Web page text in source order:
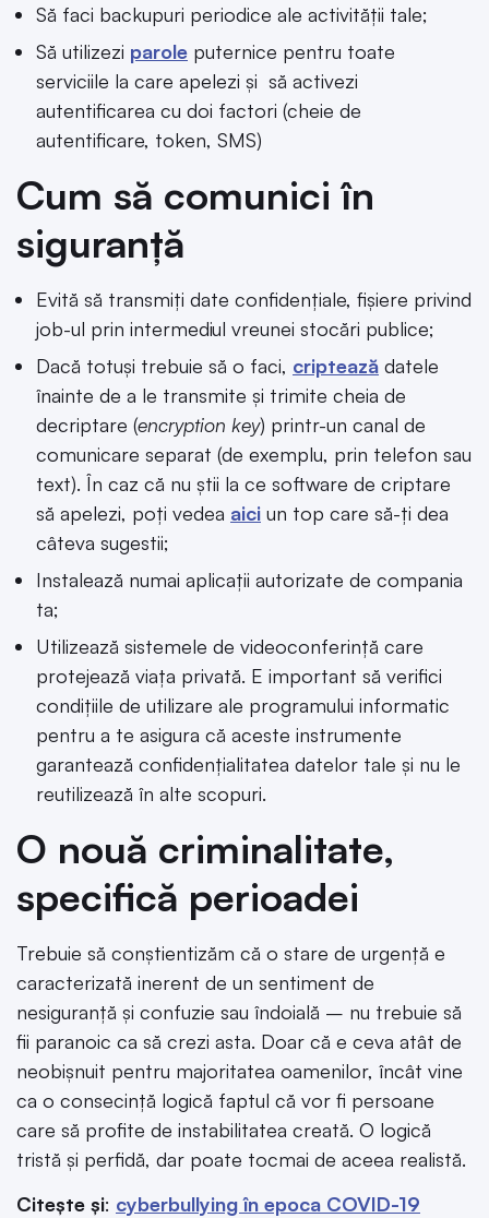
Să faci backupuri periodice ale activității tale;
Să utilizezi parole puternice pentru toate
serviciile la care apelezi și să activezi
autentificarea cu doi factori (cheie de
autentificare, token, SMS)
Cum să comunici în
siguranță
Evită să transmiți date confidențiale, fișiere privind
job-ul prin intermediul vreunei stocări publice;
Dacă totuși trebuie să o faci, criptează datele
înainte de a le transmite și trimite cheia de
decriptare (encryption key) printr-un canal de
comunicare separat (de exemplu, prin telefon sau
text). În caz că nu știi la ce software de criptare
să apelezi, poți vedea aici un top care să-ți dea
câteva sugestii;
Instalează numai aplicații autorizate de compania
ta;
Utilizează sistemele de videoconferință care
protejează viața privată. E important să verifici
condițiile de utilizare ale programului informatic
pentru a te asigura că aceste instrumente
garantează confidențialitatea datelor tale și nu le
reutilizează în alte scopuri.
O nouă criminalitate,
specifică perioadei
Trebuie să conștientizăm că o stare de urgență e
caracterizată inerent de un sentiment de
nesiguranță și confuzie sau îndoială – nu trebuie să
fii paranoic ca să crezi asta. Doar că e ceva atât de
neobișnuit pentru majoritatea oamenilor, încât vine
ca o consecință logică faptul că vor fi persoane
care să profite de instabilitatea creată. O logică
tristă și perfidă, dar poate tocmai de aceea realistă.
Citește și: cyberbullying în epoca COVID-19